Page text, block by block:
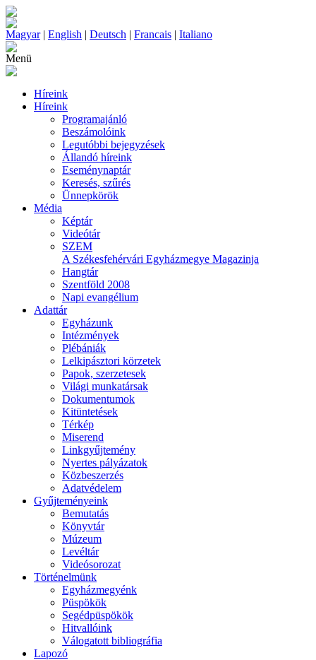
Magyar| English | Deutsch | Francais | Italiano
Menü
Híreink
Híreink
Programajánló
Beszámolóink
Legutóbbi bejegyzések
Állandó híreink
Eseménynaptár
Keresés, szűrés
Ünnepkörök
Média
Képtár
Videótár
SZEM
A Székesfehérvári Egyházmegye Magazinja
Hangtár
Szentföld 2008
Napi evangélium
Adattár
Egyházunk
Intézmények
Plébániák
Lelkipásztori körzetek
Papok, szerzetesek
Világi munkatársak
Dokumentumok
Kitüntetések
Térkép
Miserend
Linkgyűjtemény
Nyertes pályázatok
Közbeszerzés
Adatvédelem
Gyűjteményeink
Bemutatás
Könyvtár
Múzeum
Levéltár
Videósorozat
Történelmünk
Egyházmegyénk
Püspökök
Segédpüspökök
Hitvallóink
Válogatott bibliográfia
Lapozó